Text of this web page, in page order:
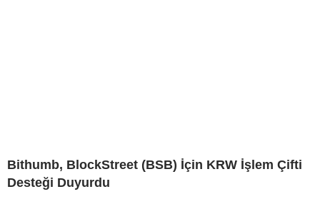
Bithumb, BlockStreet (BSB) İçin KRW İşlem Çifti
Desteği Duyurdu